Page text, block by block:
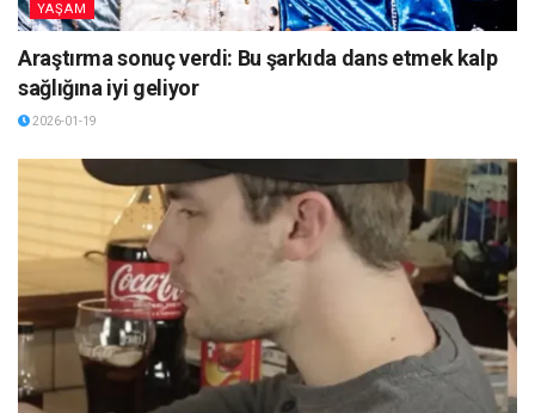
YAŞAM
Araştırma sonuç verdi: Bu şarkıda dans etmek kalp
sağlığına iyi geliyor
2026-01-19